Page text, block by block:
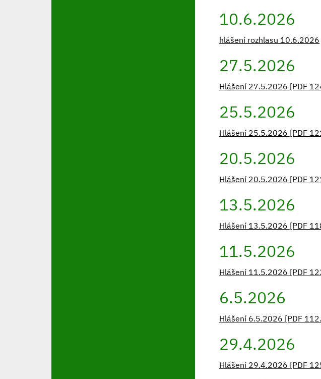
10.6.2026
hlášení rozhlasu 10.6.2026
27.5.2026
Hlášení 27.5.2026 [PDF
25.5.2026
Hlášení 25.5.2026 [PDF
20.5.2026
Hlášení 20.5.2026 [PDF
13.5.2026
Hlášení 13.5.2026 [PDF
11.5.2026
Hlášení 11.5.2026 [PDF
6.5.2026
Hlášení 6.5.2026 [PDF
29.4.2026
Hlášení 29.4.2026 [PDF